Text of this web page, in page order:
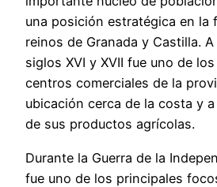
una posición estratégica en la
reinos de Granada y Castilla.
siglos XVI y XVII fue uno de
centros comerciales de la
ubicación cerca de la costa y
de sus productos agrícolas.
Durante la Guerra de la
fue uno de los principales